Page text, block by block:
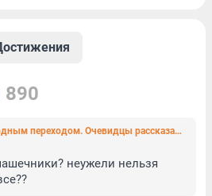
890
Крутить начало за пешеходным переходом. Очевидцы рассказали о пострадавшем пассажире каршеринга в ДТП на Стачек
неужели нельзя